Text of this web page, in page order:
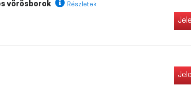
vörösborok Részletek